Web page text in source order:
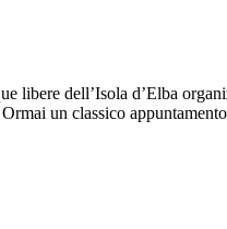
dell’Isola d’Elba
Ormai un classico